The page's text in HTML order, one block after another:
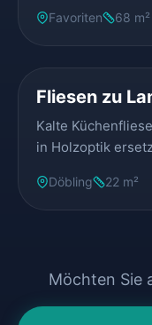
Favoriten 68 m²
Fliesen zu
Kalte
in Holzoptik
Döbling 22 m²
Möchten Sie